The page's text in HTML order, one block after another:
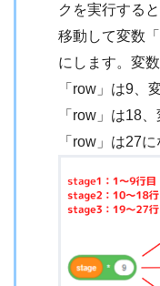
クを実行する
移動して変数
にします。変
「row」は9、
「row」は18
「row」は27に